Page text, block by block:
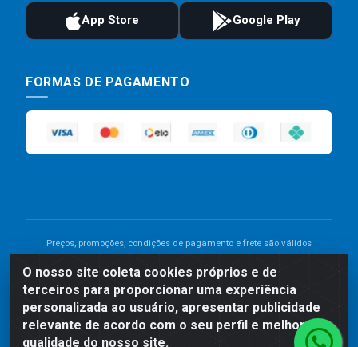
O nosso site coleta cookies próprios e de
terceiros para proporcionar uma experiência
personalizada ao usuário, apresentar publicidade
relevante de acordo com o seu perfil e melhorar a
qualidade do nosso site.
FORMAS DE PAGAMENTO
Preços, promoções, condições de pagamento e frete são válidos
divergência de preço de um produto, será válido o preço que for
exibido no carrinho de compras do site no momento do pagamento.
As vendas estão sujeitas a análise e disponibilidade do estoque.
Imagens de produtos meramente ilustrativas.